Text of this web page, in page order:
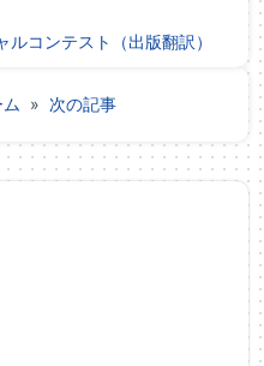
ルコンテスト（出版翻訳）
» 次の記事